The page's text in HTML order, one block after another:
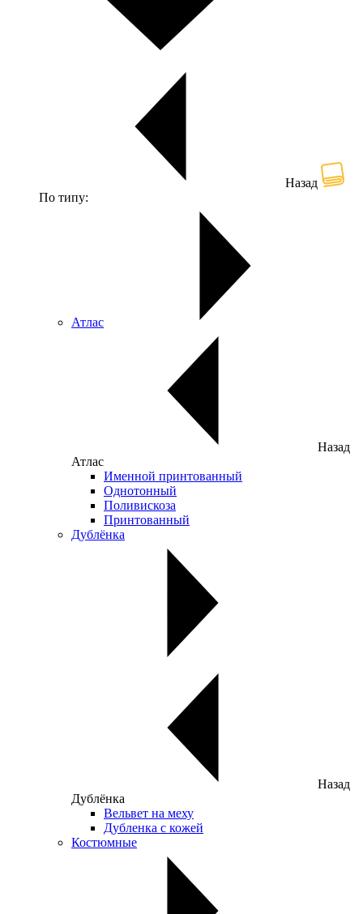
Назад
По типу:
Атлас
Назад
Атлас
Именной принтованный
Однотонный
Поливискоза
Принтованный
Дублёнка
Назад
Дублёнка
Вельвет на меху
Дубленка с кожей
Костюмные